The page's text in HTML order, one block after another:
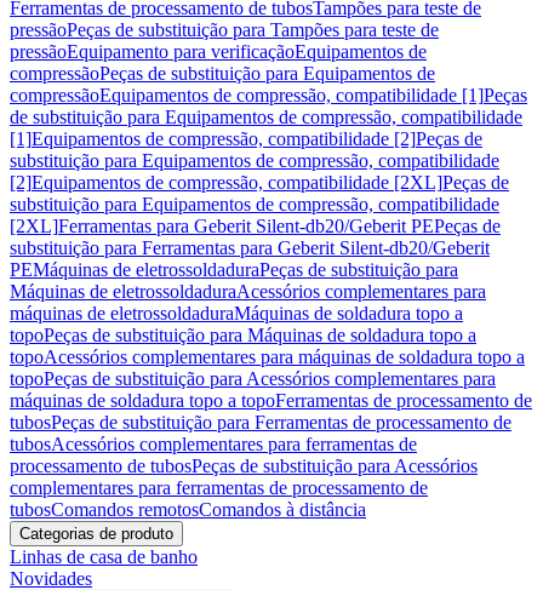
Ferramentas de processamento de tubosTampões para teste de
pressãoPeças de substituição para Tampões para teste de
pressãoEquipamento para verificaçãoEquipamentos de
compressãoPeças de substituição para Equipamentos de
compressãoEquipamentos de compressão, compatibilidade [1]Peças
de substituição para Equipamentos de compressão, compatibilidade
[1]Equipamentos de compressão, compatibilidade [2]Peças de
substituição para Equipamentos de compressão, compatibilidade
[2]Equipamentos de compressão, compatibilidade [2XL]Peças de
substituição para Equipamentos de compressão, compatibilidade
[2XL]Ferramentas para Geberit Silent-db20/Geberit PEPeças de
substituição para Ferramentas para Geberit Silent-db20/Geberit
PEMáquinas de eletrossoldaduraPeças de substituição para
Máquinas de eletrossoldaduraAcessórios complementares para
máquinas de eletrossoldaduraMáquinas de soldadura topo a
topoPeças de substituição para Máquinas de soldadura topo a
topoAcessórios complementares para máquinas de soldadura topo a
topoPeças de substituição para Acessórios complementares para
máquinas de soldadura topo a topoFerramentas de processamento de
tubosPeças de substituição para Ferramentas de processamento de
tubosAcessórios complementares para ferramentas de
processamento de tubosPeças de substituição para Acessórios
complementares para ferramentas de processamento de
tubosComandos remotosComandos à distância
Categorias de produto
Linhas de casa de banho
Novidades